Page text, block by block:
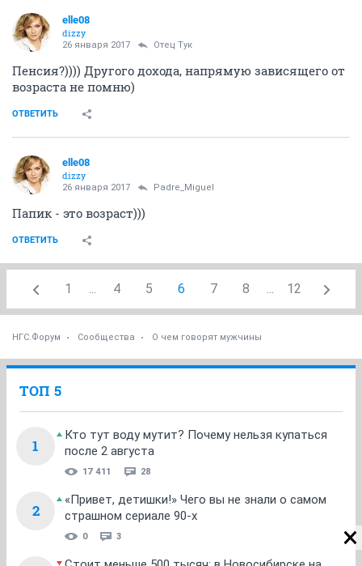
elle08
dizzy
26 января 2017 Отец Тук
Пенсия?)))) Другого дохода, напрямую зависящего от
возраста не помню)
ОТВЕТИТЬ
elle08
dizzy
26 января 2017 Padre_Miguel
Папик - это возраст)))
ОТВЕТИТЬ
1 ... 4 5 6 7 8 ... 12
НГС.Форум Сообщества О чем говорят мужчины
ТОП 5
1
Кто тут воду мутит? Почему нельзя купаться
после 2 августа
17 411 28
2
«Привет, детишки!» Чего вы не знали о самом
страшном сериале 90-х
0 3